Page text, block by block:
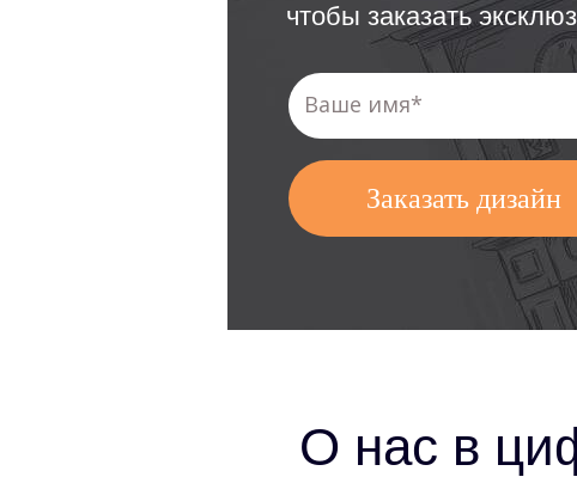
Заказать дизайн
чтобы заказать
О нас в